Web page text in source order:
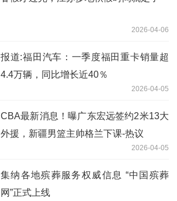
2026-04-06
报道:福田汽车：一季度福田重卡销量超
4.4万辆，同比增长近40％
2026-04-05
CBA最新消息！曝广东宏远签约2米13大
外援，新疆男篮主帅格兰下课-热议
2026-04-05
集纳各地殡葬服务权威信息 “中国殡葬
网”正式上线